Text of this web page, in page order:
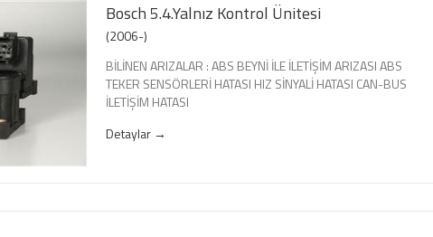
Bosch 5.4.Yalnız Kontrol Ünitesi
(2006-)
BİLİNEN ARIZALAR : ABS BEYNİ İLE İLETİŞİM ARIZASI ABS
TEKER SENSÖRLERİ HATASI HIZ SİNYALİ HATASI CAN-BUS
İLETİŞİM HATASI
Detaylar →